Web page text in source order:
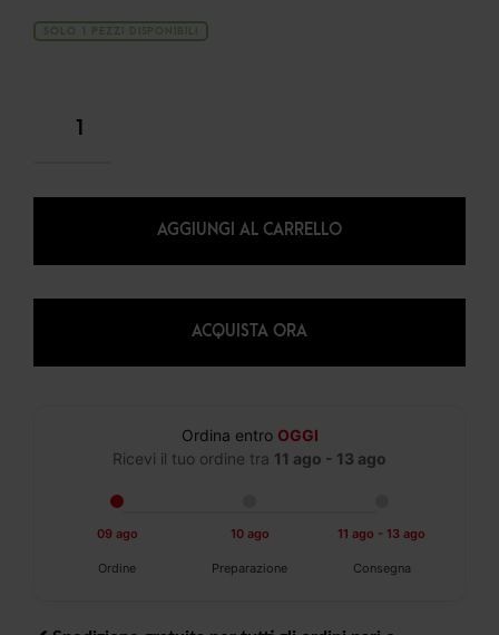
SOLO 1 PEZZI DISPONIBILI
AGGIUNGI AL CARRELLO
ACQUISTA ORA
Ordina entro OGGI
Ricevi il tuo ordine tra 11 ago - 13 ago
09 ago
Ordine
10 ago
Preparazione
11 ago - 13 ago
Consegna